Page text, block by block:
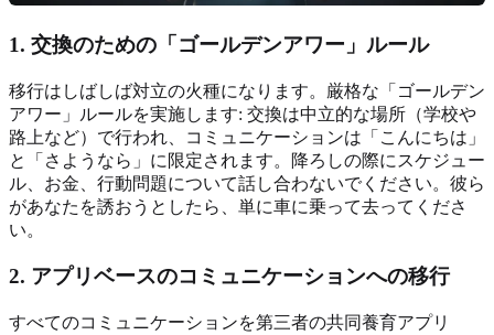
1. 交換のための「ゴールデンアワー」ルール
移行はしばしば対立の火種になります。厳格な「ゴールデン
アワー」ルールを実施します: 交換は中立的な場所（学校や
路上など）で行われ、コミュニケーションは「こんにちは」
と「さようなら」に限定されます。降ろしの際にスケジュー
ル、お金、行動問題について話し合わないでください。彼ら
があなたを誘おうとしたら、単に車に乗って去ってくださ
い。
2. アプリベースのコミュニケーションへの移行
すべてのコミュニケーションを第三者の共同養育アプリ